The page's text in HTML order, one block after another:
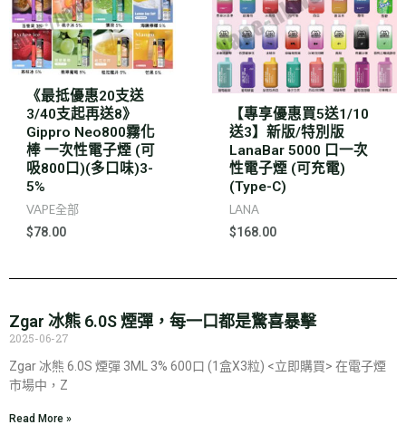
《最抵優惠20支送
3/40支起再送8》
Gippro Neo800霧化
棒 一次性電子煙 (可
吸800口)(多口味)3-
5%
VAPE全部
$78.00
【專享優惠買5送1/10
送3】新版/特別版
LanaBar 5000 口一次
性電子煙 (可充電)
(Type-C)
LANA
$168.00
Zgar 冰熊 6.0S 煙彈，每一口都是驚喜暴擊
2025-06-27
Zgar 冰熊 6.0S 煙彈 3ML 3% 600口 (1盒X3粒) <立即購買> 在電子煙
市場中，Z
Read More »